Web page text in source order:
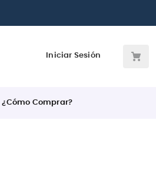
Iniciar Sesión
¿Cómo Comprar?